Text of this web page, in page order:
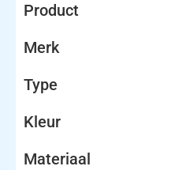
Product
Merk
Type
Kleur
Materiaal